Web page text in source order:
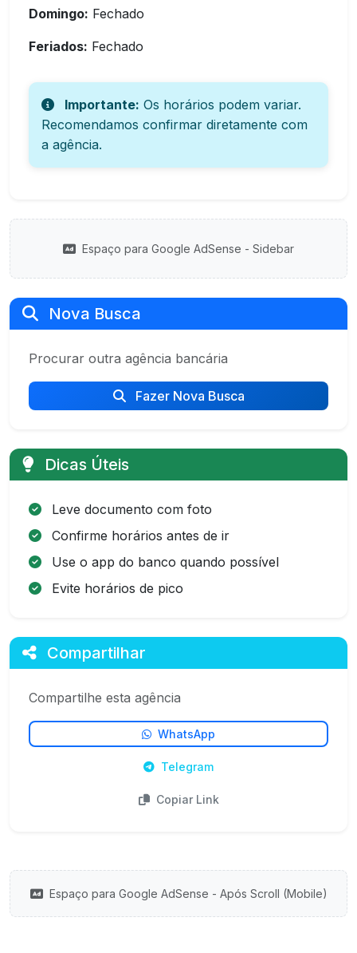
Domingo: Fechado
Feriados: Fechado
Importante: Os horários podem variar.
Recomendamos confirmar diretamente com
a agência.
Espaço para Google AdSense - Sidebar
Nova Busca
Procurar outra agência bancária
Fazer Nova Busca
Dicas Úteis
Leve documento com foto
Confirme horários antes de ir
Use o app do banco quando possível
Evite horários de pico
Compartilhar
Compartilhe esta agência
WhatsApp
Telegram
Copiar Link
Espaço para Google AdSense - Após Scroll (Mobile)